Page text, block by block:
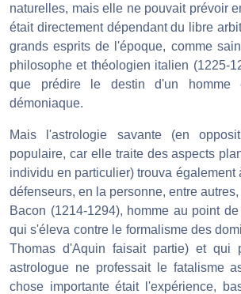
naturelles, mais elle ne pouvait prévoir
était directement dépendant du libre
grands esprits de l'époque, comme
philosophe et théologien italien (1225-
que prédire le destin d'un homme
démoniaque.
Mais l'astrologie savante (en
populaire, car elle traite des aspects
individu en particulier) trouva également
défenseurs, en la personne, entre
Bacon (1214-1294), homme au point
qui s'éleva contre le formalisme des
Thomas d'Aquin faisait partie) et qui
astrologue ne professait le fatalisme
chose importante était l'expérience,